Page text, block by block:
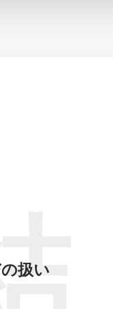
扱い